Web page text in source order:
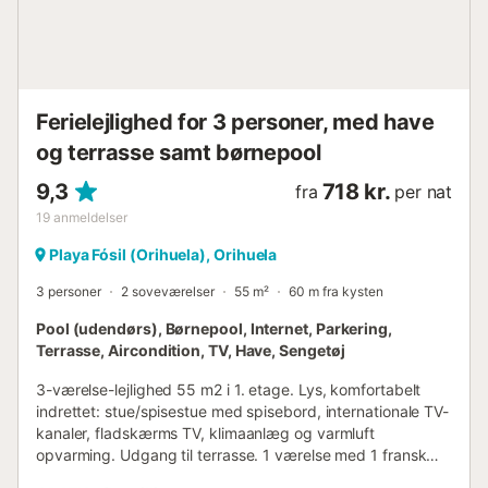
Ferielejlighed for 3 personer, med have
og terrasse samt børnepool
9,3
19 anmeldelser
fra 718 kr. per nat
Playa Fósil (Orihuela), Orihuela
3 personer 2 soveværelser 55 m² 60 m fra kysten
Pool (udendørs), Børnepool, Internet, Parkering,
Terrasse, Aircondition, TV, Have, Sengetøj
3-værelse-lejlighed 55 m2 i 1. etage. Lys, komfortabelt
indrettet: stue/spisestue med spisebord, internationale TV-
kanaler, fladskærms TV, klimaanlæg og varmluft
opvarming. Udgang til terrasse. 1 værelse med 1 fransk